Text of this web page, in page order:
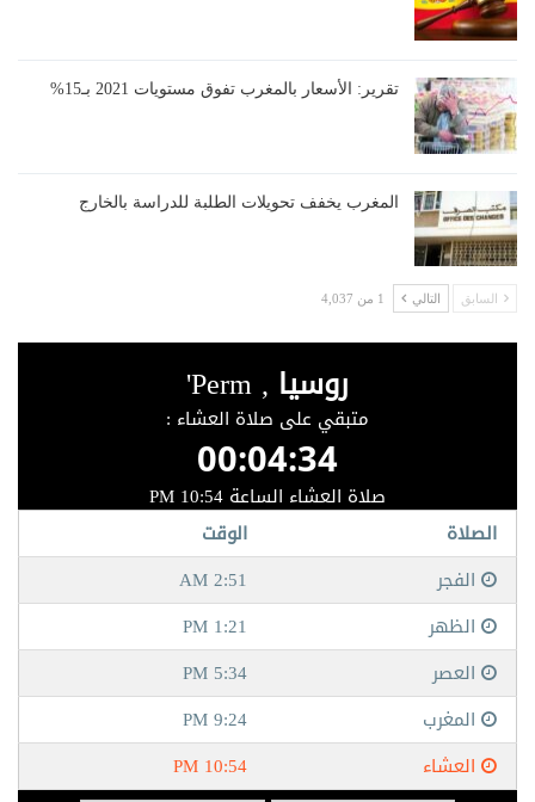
تقرير: الأسعار بالمغرب تفوق مستويات 2021 بـ15%
المغرب يخفف تحويلات الطلبة للدراسة بالخارج
السابق التالي 1 من 4,037